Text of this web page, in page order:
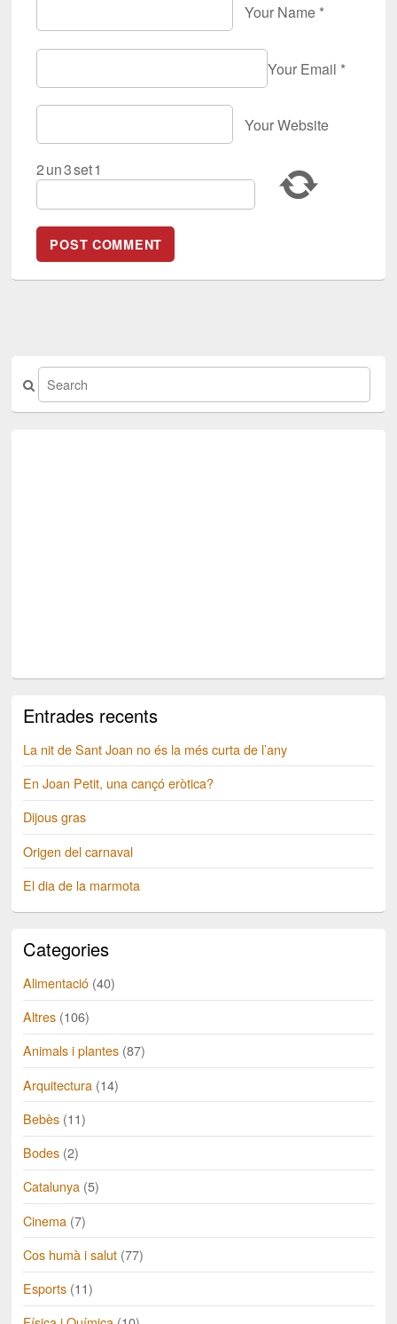
Your Name *
Your Email *
Your Website
2un3set1
Entrades recents
La nit de Sant Joan no és la més curta de l’any
En Joan Petit, una cançó eròtica?
Dijous gras
Origen del carnaval
El dia de la marmota
Categories
Alimentació (40)
Altres (106)
Animals i plantes (87)
Arquitectura (14)
Bebès (11)
Bodes (2)
Catalunya (5)
Cinema (7)
Cos humà i salut (77)
Esports (11)